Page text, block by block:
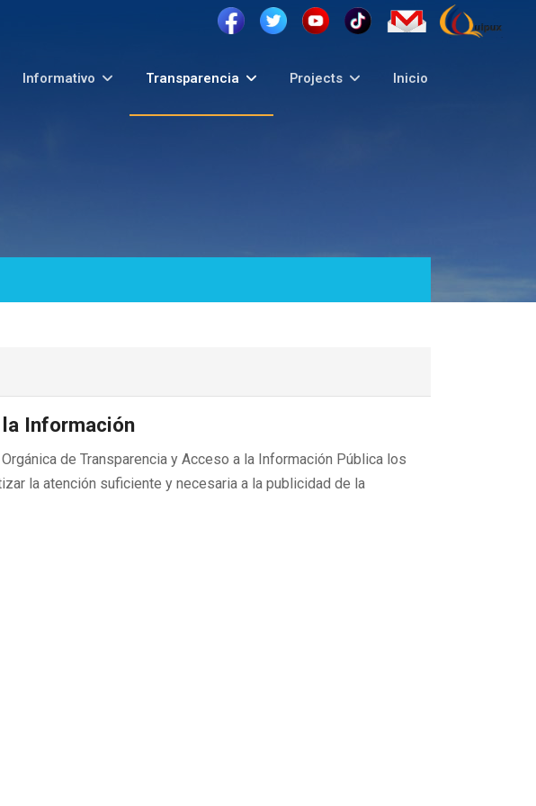
Informativo Transparencia Projects Inicio
Información
de Transparencia y Acceso a la Información Pública los
la atención suficiente y necesaria a la publicidad de la